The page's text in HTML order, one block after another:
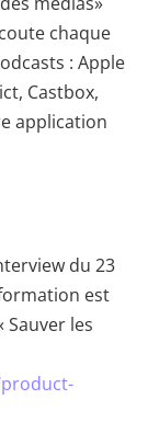
chaque
: Apple
Castbox,
application
du 23
est
Sauver les